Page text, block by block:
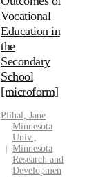
Vocational
Education in
the
Secondary
School
[microform]
Plihal, Jane
Minnesota
Univ.,
Minnesota
Research and
Developmen